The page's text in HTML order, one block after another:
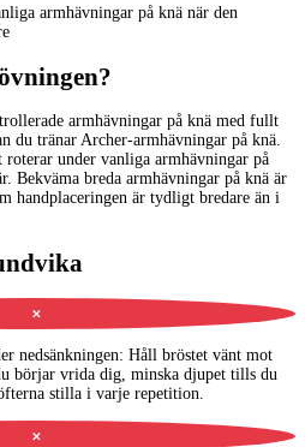
armhävningar på knä när den
armhävningar på knä med fullt
du tränar Archer-armhävningar på knä.
under vanliga armhävningar på
Bekväma breda armhävningar på knä är
handplaceringen är tydligt bredare än i
✕
nedsänkningen: Håll bröstet vänt mot
börjar vrida dig, minska djupet tills du
stilla i varje repetition.
✕